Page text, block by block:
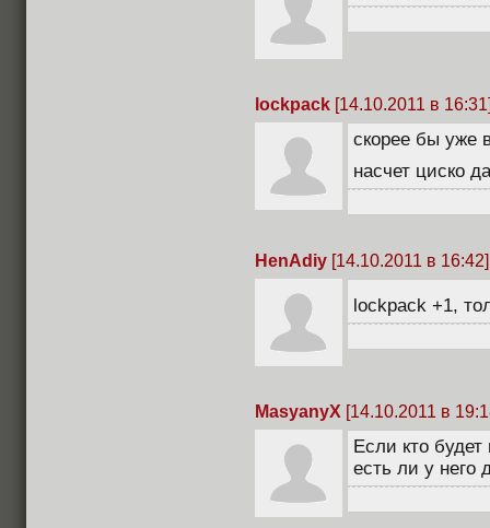
lockpack [14.10.2011 в
скорее бы уже
насчет циско
HenAdiy [14.10.2011 в 16:42]
lockpack +1,
MasyanyX [14.10.2011 в
Если кто будет
есть ли у него